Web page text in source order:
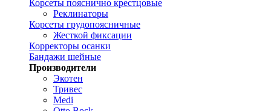
Корсеты пояснично крестцовые
Реклинаторы
Корсеты грудопоясничные
Жесткой фиксации
Корректоры осанки
Бандажи шейные
Производители
Экотен
Тривес
Medi